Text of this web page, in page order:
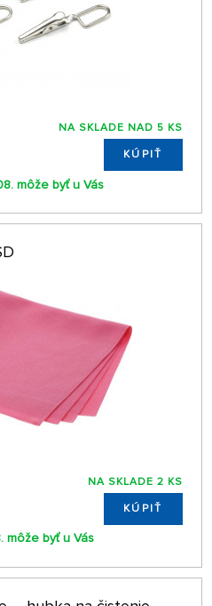
NA SKLADE NAD 5 KS
KÚPIŤ
môže byť u Vás
NA SKLADE 2 KS
KÚPIŤ
môže byť u Vás